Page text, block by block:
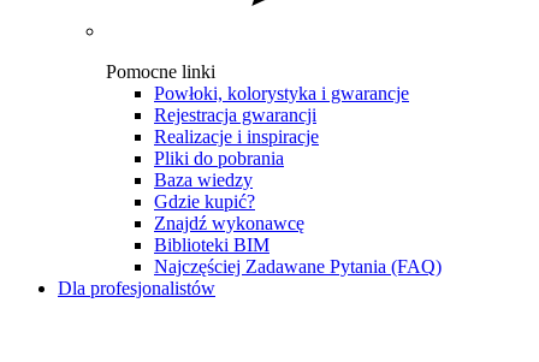
Pomocne linki
Powłoki, kolorystyka i gwarancje
Rejestracja gwarancji
Realizacje i inspiracje
Pliki do pobrania
Baza wiedzy
Gdzie kupić?
Znajdź wykonawcę
Biblioteki BIM
Najczęściej Zadawane Pytania (FAQ)
Dla profesjonalistów